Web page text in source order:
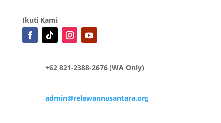
Ikuti Kami
+62 821-2388-2676 (WA Only)
admin@relawannusantara.org